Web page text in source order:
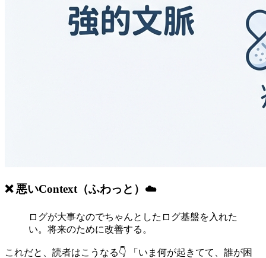
❌ 悪いContext（ふわっと）☁️
ログが大事なのでちゃんとしたログ基盤を入れた
い。将来のために改善する。
これだと、読者はこうなる👇 「いま何が起きてて、誰が困